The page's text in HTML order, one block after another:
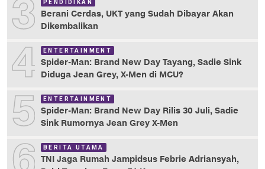
3 PENDIDIKAN
Berani Cerdas, UKT yang Sudah Dibayar Akan
Dikembalikan
4 ENTERTAINMENT
Spider-Man: Brand New Day Tayang, Sadie Sink
Diduga Jean Grey, X-Men di MCU?
5 ENTERTAINMENT
Spider-Man: Brand New Day Rilis 30 Juli, Sadie
Sink Rumornya Jean Grey X-Men
BERITA UTAMA
TNI Jaga Rumah Jampidsus Febrie Adriansyah,